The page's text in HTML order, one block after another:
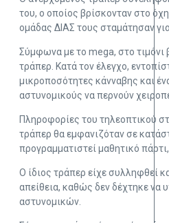
του, ο οποίος βρίσκονταν στο
ομάδας ΔΙΑΣ τους σταμάτησαν
Σύμφωνα με το mega, στο τιμόνι
τράπερ. Κατά τον έλεγχο,
μικροποσότητες κάνναβης και
αστυνομικούς να περνούν
Πληροφορίες του τηλεοπτικού
τράπερ θα εμφανιζόταν σε
προγραμματιστεί μαθητικό
Ο ίδιος τράπερ είχε συλληφθεί
απείθεια, καθώς δεν δέχτηκε να
αστυνομικών.